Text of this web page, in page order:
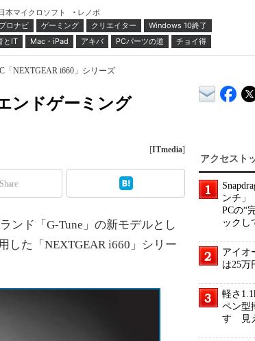
本マイクロソフト
レノボ
プロナビ ゲーミング クリエイター
Windows 10終了
とIT Mac・iPad アキバ PCパーツの道 チョイ得
「NEXTGEAR i660」シリーズ
ンドゲーミング
[ITmedia]
Share
ンド「G-Tune」の新モデルとし
した「NEXTGEAR i660」シリー
アクセスト
ンチ」
PCの“
ックし
アイオ
は25万
軽さ
ペン型
す 見